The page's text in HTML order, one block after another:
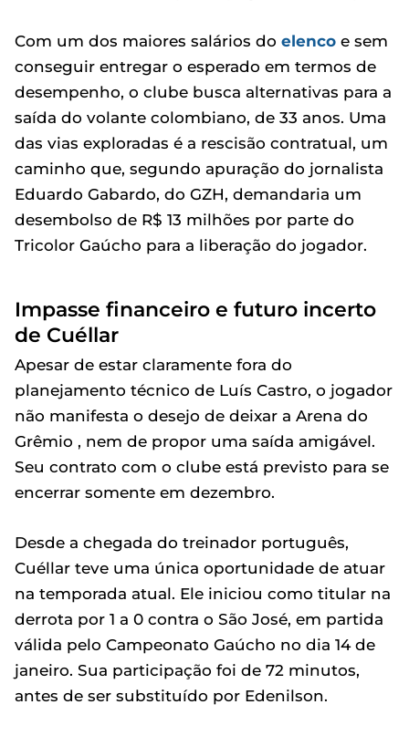
Com um dos maiores salários do elenco e sem
conseguir entregar o esperado em termos de
desempenho, o clube busca alternativas para a
saída do volante colombiano, de 33 anos. Uma
das vias exploradas é a rescisão contratual, um
caminho que, segundo apuração do jornalista
Eduardo Gabardo, do GZH, demandaria um
desembolso de R$ 13 milhões por parte do
Tricolor Gaúcho para a liberação do jogador.
Impasse financeiro e futuro incerto
de Cuéllar
Apesar de estar claramente fora do
planejamento técnico de Luís Castro, o jogador
não manifesta o desejo de deixar a Arena do
Grêmio , nem de propor uma saída amigável.
Seu contrato com o clube está previsto para se
encerrar somente em dezembro.
Desde a chegada do treinador português,
Cuéllar teve uma única oportunidade de atuar
na temporada atual. Ele iniciou como titular na
derrota por 1 a 0 contra o São José, em partida
válida pelo Campeonato Gaúcho no dia 14 de
janeiro. Sua participação foi de 72 minutos,
antes de ser substituído por Edenilson.